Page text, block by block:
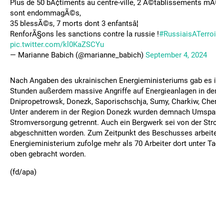
Plus de 50 bÃ¢timents au centre-ville, 2 Ã©tablissements
sont endommagÃ©s,
35 blessÃ©s, 7 morts dont 3 enfantsâ¦
RenforÃ§ons les sanctions contre la russie !
pic.twitter.com/kl0KaZSCYu
— Marianne Babich (@marianne_babich) September 4, 2024
Nach Angaben des ukrainischen Energieministeriums gab es
Stunden außerdem massive Angriffe auf Energieanlagen in
Dnipropetrowsk, Donezk, Saporischschja, Sumy, Charkiw,
Unter anderem in der Region Donezk wurden demnach
Stromversorgung getrennt. Auch ein Bergwerk sei von der
abgeschnitten worden. Zum Zeitpunkt des Beschusses
Energieministerium zufolge mehr als 70 Arbeiter dort unter
oben gebracht worden.
(fd/apa)